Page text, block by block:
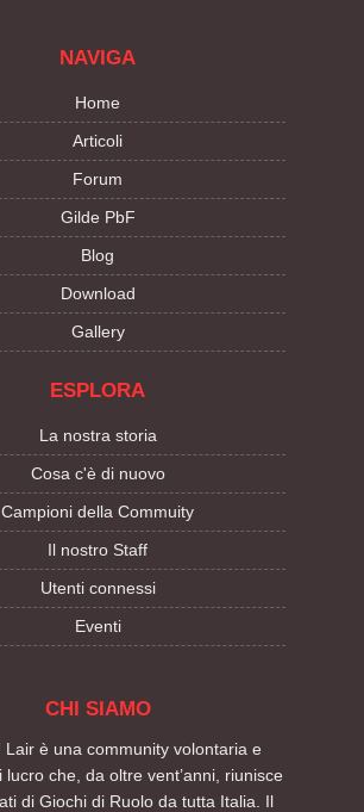
NAVIGA
Home
Articoli
Forum
Gilde PbF
Blog
Download
Gallery
ESPLORA
La nostra storia
Cosa c'è di nuovo
Campioni della Commuity
Il nostro Staff
Utenti connessi
Eventi
CHI SIAMO
Lair è una community volontaria e
lucro che, da oltre vent’anni, riunisce
di Giochi di Ruolo da tutta Italia. Il